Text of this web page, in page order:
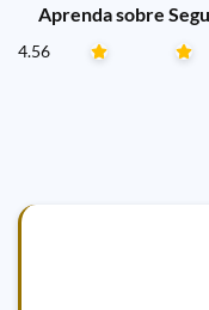
Aprenda sobre
4.56